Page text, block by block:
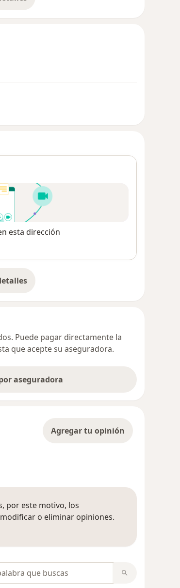
la experiencia
esta dirección
la dirección
Puede pagar directamente la
que acepte su aseguradora.
aseguradora
Agregar tu opinión
por este motivo, los
o eliminar opiniones.